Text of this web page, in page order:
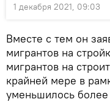
1 декабря 2021, 09:03
Вместе с тем он
мигрантов на
мигрантов на
крайней мере в
уменьшилось более